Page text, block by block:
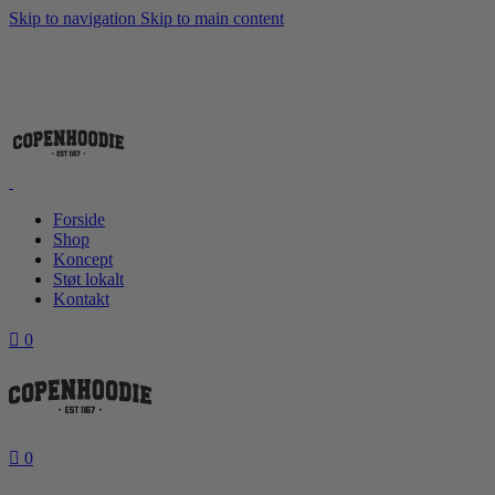
Skip to navigation Skip to main content
Forside
Shop
Koncept
Støt lokalt
Kontakt
0
0